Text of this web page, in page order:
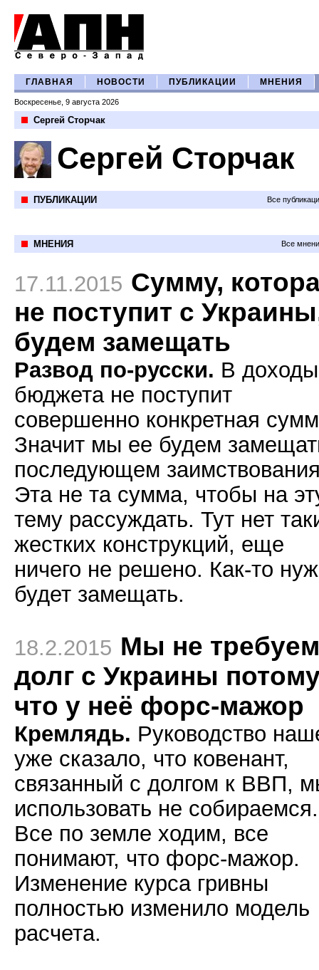
ГЛАВНАЯ НОВОСТИ ПУБЛИКАЦИИ МНЕНИЯ
Воскресенье, 9 августа 2026
Сергей Сторчак
Сергей Сторчак
ПУБЛИКАЦИИ Все
МНЕНИЯ Все
17.11.2015 Сумму,
не поступит с
будем замещать
Развод по-русски. В доходы
бюджета не поступит
совершенно конкретная
Значит мы ее будем
последующем
Эта не та сумма, чтобы на
тему рассуждать. Тут нет
жестких конструкций, еще
ничего не решено. Как-то
будет замещать.
18.2.2015 Мы не требуем
долг с Украины
что у неё форс-мажор
Кремлядь. Руководство
уже сказало, что ковенант,
связанный с долгом к ВВП,
использовать не собираемся.
Все по земле ходим, все
понимают, что форс-мажор.
Изменение курса гривны
полностью изменило модель
расчета.